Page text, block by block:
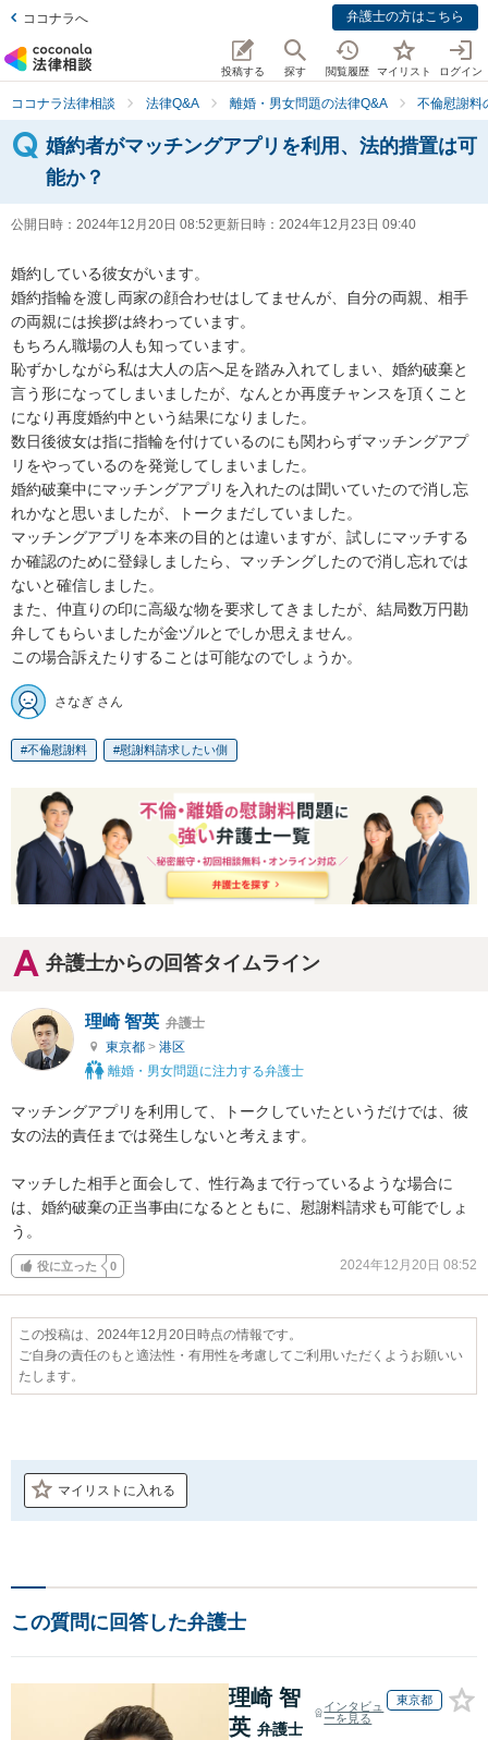
ココナラへ 弁護士の方はこちら
投稿する 探す 閲覧履歴 マイリスト ログイン
ココナラ法律相談 法律Q&A 離婚・男女問題の法律Q&A 不倫慰謝料
婚約者がマッチングアプリを利用、法的措置は可
能か？
公開日時： 2024年12月20日 08:52更新日時： 2024年12月23日 09:40
婚約している彼女がいます。
婚約指輪を渡し両家の顔合わせはしてませんが、自分の両親、相手
の両親には挨拶は終わっています。
もちろん職場の人も知っています。
恥ずかしながら私は大人の店へ足を踏み入れてしまい、婚約破棄と
言う形になってしまいましたが、なんとか再度チャンスを頂くこと
になり再度婚約中という結果になりました。
数日後彼女は指に指輪を付けているのにも関わらずマッチングアプ
リをやっているのを発覚してしまいました。
婚約破棄中にマッチングアプリを入れたのは聞いていたので消し忘
れかなと思いましたが、トークまだしていました。
マッチングアプリを本来の目的とは違いますが、試しにマッチする
か確認のために登録しましたら、マッチングしたので消し忘れでは
ないと確信しました。
また、仲直りの印に高級な物を要求してきましたが、結局数万円勘
弁してもらいましたが金ヅルとでしか思えません。
この場合訴えたりすることは可能なのでしょうか。
さなぎ さん
不倫慰謝料 慰謝料請求したい側
弁護士からの回答タイムライン
理崎 智英 弁護士
東京都 > 港区
離婚・男女問題に注力する弁護士
マッチングアプリを利用して、トークしていたというだけでは、彼
女の法的責任までは発生しないと考えます。
マッチした相手と面会して、性行為まで行っているような場合に
は、婚約破棄の正当事由になるとともに、慰謝料請求も可能でしょ
う。
役に立った 0 2024年12月20日 08:52
この投稿は、2024年12月20日時点の情報です。
ご自身の責任のもと適法性・有用性を考慮してご利用いただくようお願いい
たします。
マイリストに入れる
この質問に回答した弁護士
理崎 智
英 弁護士
インタビュ
ーを見る
東京都